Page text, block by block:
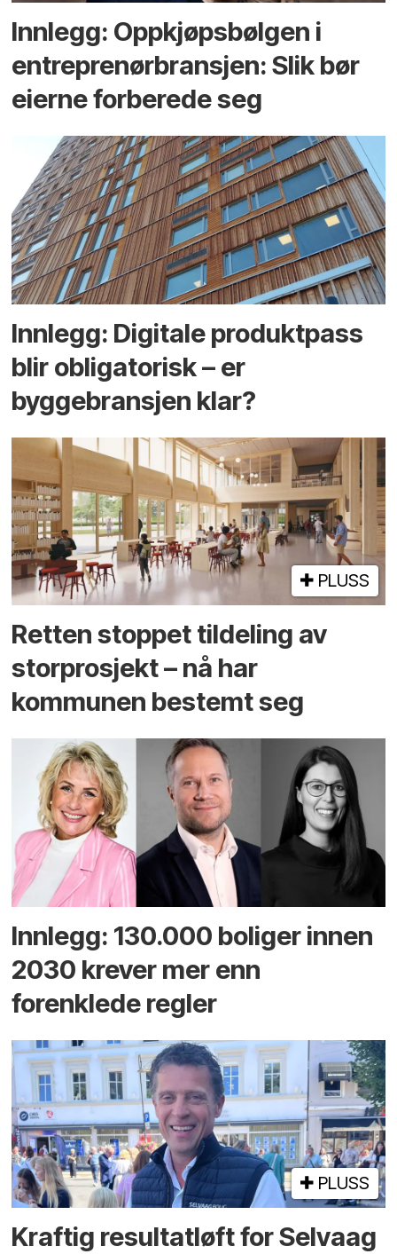
Innlegg: Oppkjøps­bølgen i
entreprenør­bransjen: Slik bør
eierne forberede seg
Innlegg: Digitale produktpass
blir obligatorisk – er
byggebransjen klar?
PLUSS
Retten stoppet tildeling av
storprosjekt – nå har
kommunen bestemt seg
Innlegg: 130.000 boliger innen
2030 krever mer enn
forenklede regler
PLUSS
Kraftig resultatløft for Selvaag